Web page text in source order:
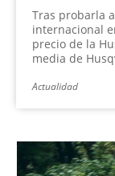
Tras probarla
internacional
precio de la
media de
Actualidad